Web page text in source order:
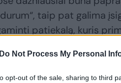
Do Not Process My Personal
opt-out of the sale, sharing to third
taip pat galima
patiekalą, kuris
makaronus –